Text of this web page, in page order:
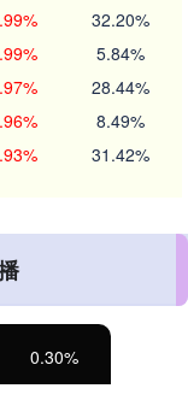
32.20%
5.84%
28.44%
8.49%
31.42%
0.30%